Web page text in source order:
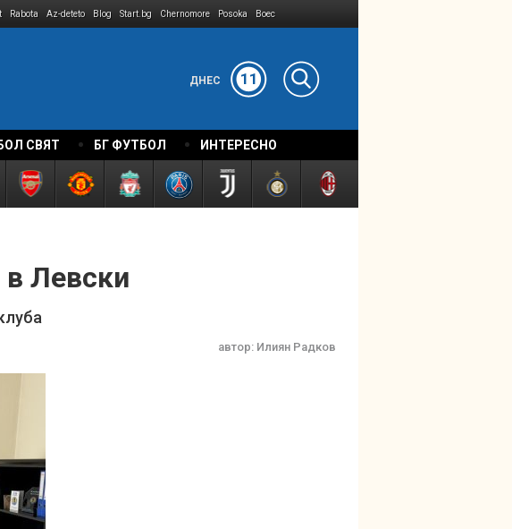
Rabota Az-deteto Blog Start.bg Chernomore Posoka Boec
ДНЕС 11
СВЯТ БГ ФУТБОЛ ИНТЕРЕСНО
Левски
автор: Илиян Радков